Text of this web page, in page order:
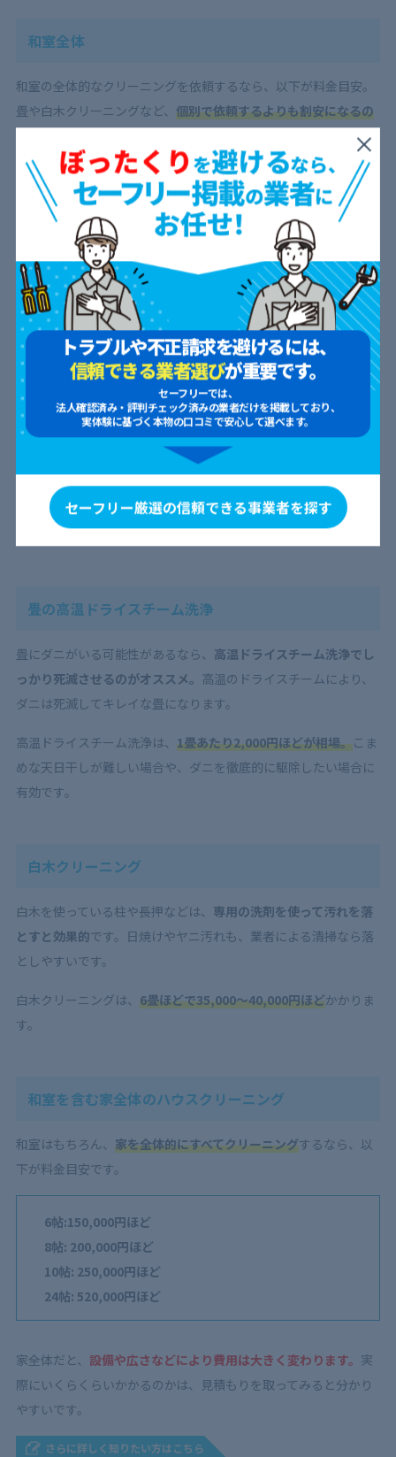
和室全体
和室の全体的なクリーニングを依頼するなら、以下が料金目安。
畳や白木クリーニングなど、 個別で依頼するよりも割安になるの
1ルームや1Kの和室：14,000～25,000円ほど
2LDKの和室：28,000～55,000円ほど
ただし、
和室の広さや畳の有無、汚れ度合いなどにより料金は大
きく変動します。
畳のクリーニング
和室のメインとも言える畳だけをクリーニングするなら、
畳が汚れていると部屋全体が汚れて見えてしまうため、畳だけの
クリーニングも効果的。気になる汚れ部分には、専用の洗剤を使
うケースもあります。
畳の高温ドライスチーム洗浄
畳にダニがいる可能性があるなら、 高温ドライスチーム洗浄でし
っかり死滅させるのがオススメ。 高温のドライスチームにより、
ダニは死滅してキレイな畳になります。
高温ドライスチーム洗浄は、 1畳あたり2,000円ほどが相場。こま
めな天日干しが難しい場合や、ダニを徹底的に駆除したい場合に
有効です。
白木クリーニング
白木を使っている柱や長押などは、 専用の洗剤を使って汚れを落
とすと効果的です。日焼けやヤニ汚れも、業者による清掃なら落
としやすいです。
白木クリーニングは、 6畳ほどで35,000～40,000円ほどかかりま
す。
和室を含む家全体のハウスクリーニング
和室はもちろん、 家を全体的にすべてクリーニングするなら、以
下が料金目安です。
6帖:150,000円ほど
8帖: 200,000円ほど
10帖: 250,000円ほど
24帖: 520,000円ほど
家全体だと、 設備や広さなどにより費用は大きく変わります。 実
際にいくらくらいかかるのかは、見積もりを取ってみると分かり
やすいです。
さらに詳しく知りたい方はこちら
トラブルや不正請求を避けるには、
信頼できる業者選びが重要です。
セーフリーでは、
法人確認済み・評判チェック済みの業者だけを掲載しており、
実体験に基づく本物の口コミで安心して選べます。
セーフリー厳選の信頼できる事業者を探す